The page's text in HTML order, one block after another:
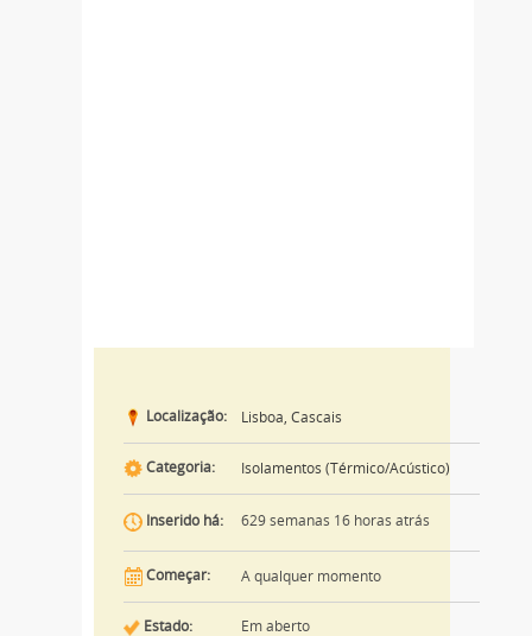
Localização: Lisboa, Cascais
Categoria: Isolamentos (Térmico/Acústico)
Inserido há: 629 semanas 16 horas atrás
Começar: A qualquer momento
Estado: Em aberto